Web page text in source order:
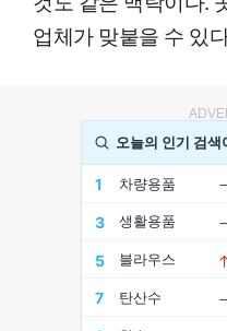
업체가 맞붙을 수 있